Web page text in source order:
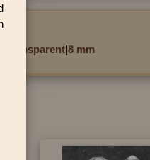
transparent|8 mm